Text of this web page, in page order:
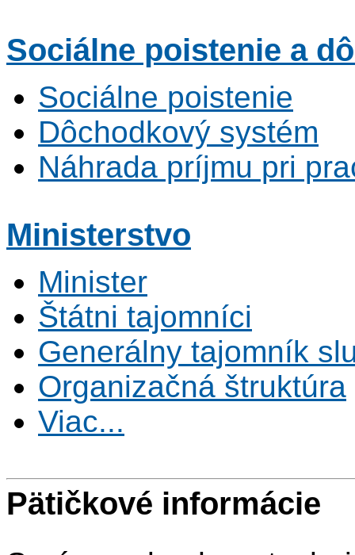
Sociálne poistenie a
Sociálne poistenie
Dôchodkový systém
Náhrada príjmu pri
Ministerstvo
Minister
Štátni tajomníci
Generálny tajomník
Organizačná štruktúra
Viac...
Pätičkové informácie